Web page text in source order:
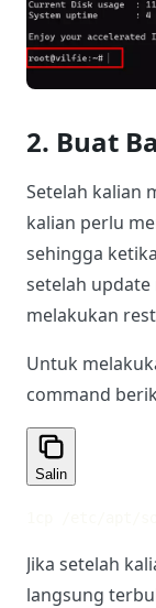
2. Buat
Setelah kalian
kalian perlu
sehingga
setelah update
melakukan
Untuk
command
Salin
Jika setelah
langsung